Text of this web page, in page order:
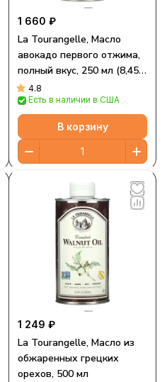
1 660 ₽
La Tourangelle, Масло
авокадо первого отжима,
полный вкус, 250 мл (8,45
жидк. Унции)
4.8
Есть в наличии в США
В корзину
1 249 ₽
La Tourangelle, Масло из
обжаренных грецких
орехов, 500 мл